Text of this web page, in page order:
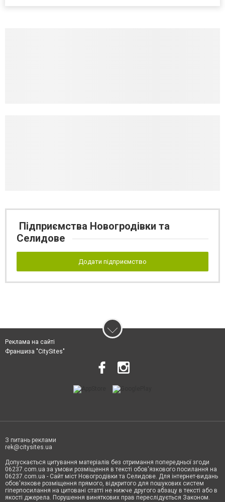
Підприємства Новогродівки та
Селидове
Додати підприємство
Реклама на сайті
Франшиза "CitySites"
З питань реклами
rek@citysites.ua
Допускається цитування матеріалів без отримання попередньої згоди
06237.com.ua за умови розміщення в тексті обов'язкового посилання на
06237.com.ua - Сайт міст Новогродівки та Селидове. Для інтернет-видань
обов'язкове розміщення прямого, відкритого для пошукових систем
гіперпосилання на цитовані статті не нижче другого абзацу в тексті або в
якості джерела. Порушення виняткових прав переслідується Законом.